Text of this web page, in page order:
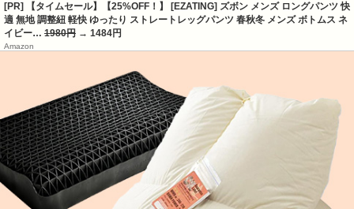
[PR] 【タイムセール】【25%OFF！】 [EZATING] ズボン メンズ ロングパンツ 快
適 無地 調整紐 軽快 ゆったり ストレートレッグパンツ 春秋冬 メンズ ボトムス ネ
イビー… 1980円 → 1484円
Amazon